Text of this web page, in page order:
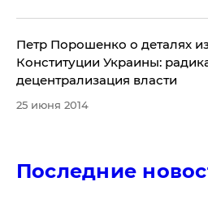
Петр Порошенко о деталях
Конституции Украины:
децентрализация власти
25 июня 2014
Последние